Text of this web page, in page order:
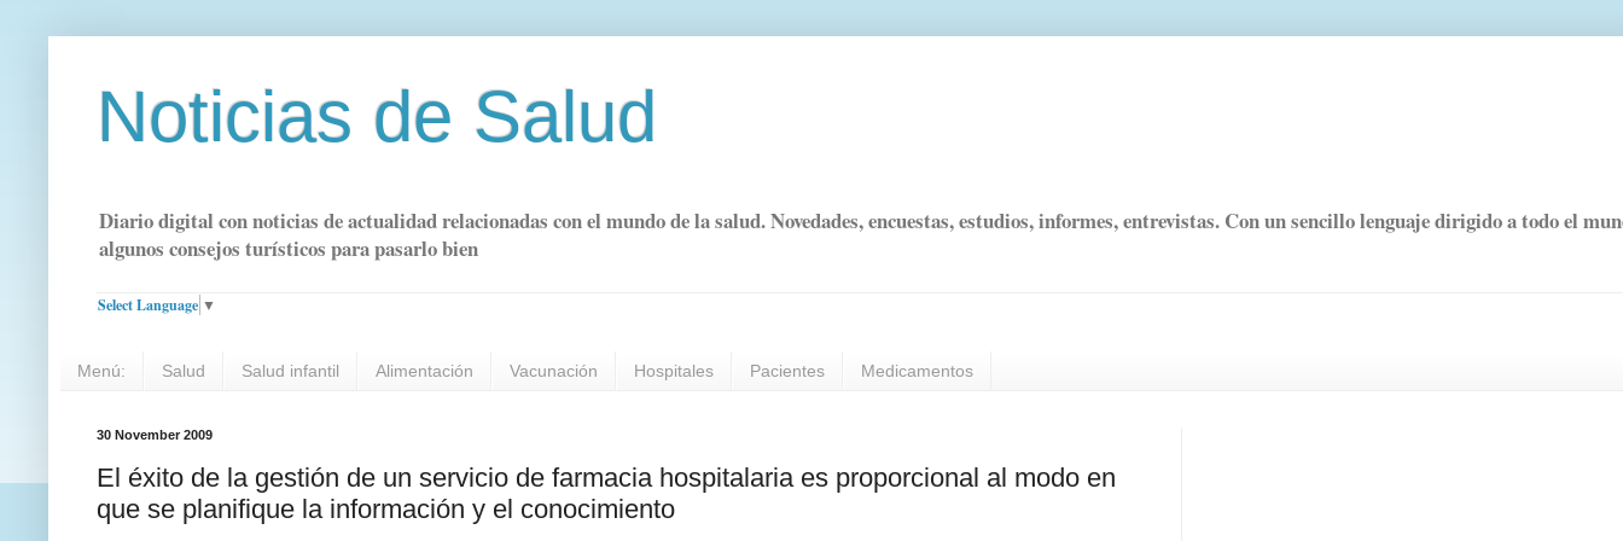
Noticias de Salud
Diario digital con noticias de actualidad relacionadas con el mundo de la salud. Novedades, encuestas, estudios, informes, entrevistas. Con un sencillo lenguaje dirigido a todo el
algunos consejos turísticos para pasarlo bien
Select Language ▼
Menú: Salud Salud infantil Alimentación Vacunación Hospitales Pacientes Medicamentos
30 November 2009
El éxito de la gestión de un servicio de farmacia hospitalaria es proporcional al modo en